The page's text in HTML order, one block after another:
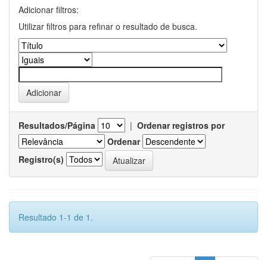
Adicionar filtros:
Utilizar filtros para refinar o resultado de busca.
Resultados/Página | Ordenar registros por
Ordenar
Registro(s)
Resultado 1-1 de 1.